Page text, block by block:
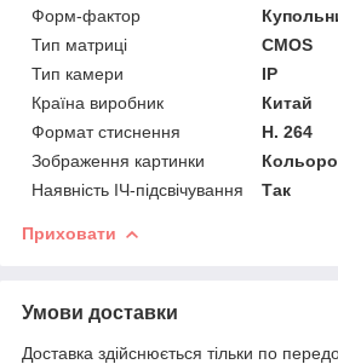
Форм-фактор
Тип матриці
CMOS
Тип камери
IP
Країна виробник
Китай
Формат стиснення
H. 264
Зображення картинки
Наявність ІЧ-підсвічування
Так
Приховати
Умови доставки
Доставка здійснюється тільки по